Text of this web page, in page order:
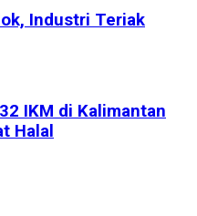
Industri Teriak
IKM di Kalimantan
Halal